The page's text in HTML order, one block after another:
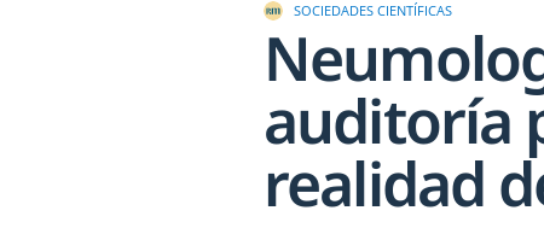
SOCIEDADES CIENTÍFICAS
auditoría
realidad